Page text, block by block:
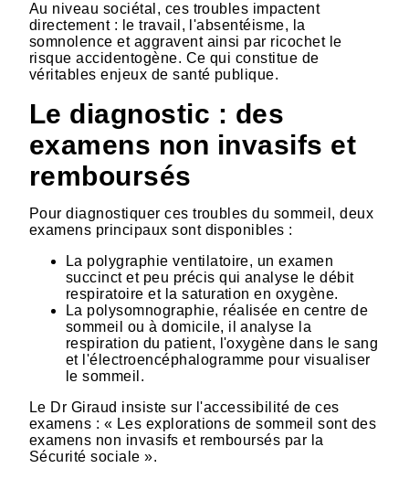
Au niveau sociétal, ces troubles impactent
directement : le travail, l'absentéisme, la
somnolence et aggravent ainsi par ricochet le
risque accidentogène. Ce qui constitue de
véritables enjeux de santé publique.
Le diagnostic : des
examens non invasifs et
remboursés
Pour diagnostiquer ces troubles du sommeil, deux
examens principaux sont disponibles :
La polygraphie ventilatoire, un examen
succinct et peu précis qui analyse le débit
respiratoire et la saturation en oxygène.
La polysomnographie, réalisée en centre de
sommeil ou à domicile, il analyse la
respiration du patient, l'oxygène dans le sang
et l'électroencéphalogramme pour visualiser
le sommeil.
Le Dr Giraud insiste sur l'accessibilité de ces
examens : « Les explorations de sommeil sont des
examens non invasifs et remboursés par la
Sécurité sociale ».